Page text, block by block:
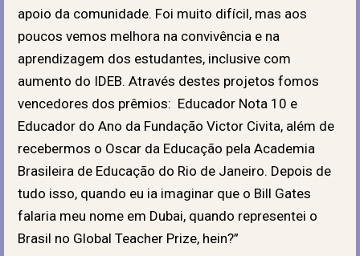
apoio da comunidade. Foi muito difícil, mas aos
poucos vemos melhora na convivência e na
aprendizagem dos estudantes, inclusive com
aumento do IDEB. Através destes projetos fomos
vencedores dos prêmios: Educador Nota 10 e
Educador do Ano da Fundação Victor Civita, além de
recebermos o Oscar da Educação pela Academia
Brasileira de Educação do Rio de Janeiro. Depois de
tudo isso, quando eu ia imaginar que o Bill Gates
falaria meu nome em Dubai, quando representei o
Brasil no Global Teacher Prize, hein?”